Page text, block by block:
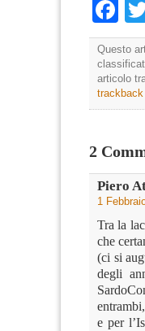
Questo
articolo
trackback
2
Piero
1
Tra la
che
(ci si
degli
e per